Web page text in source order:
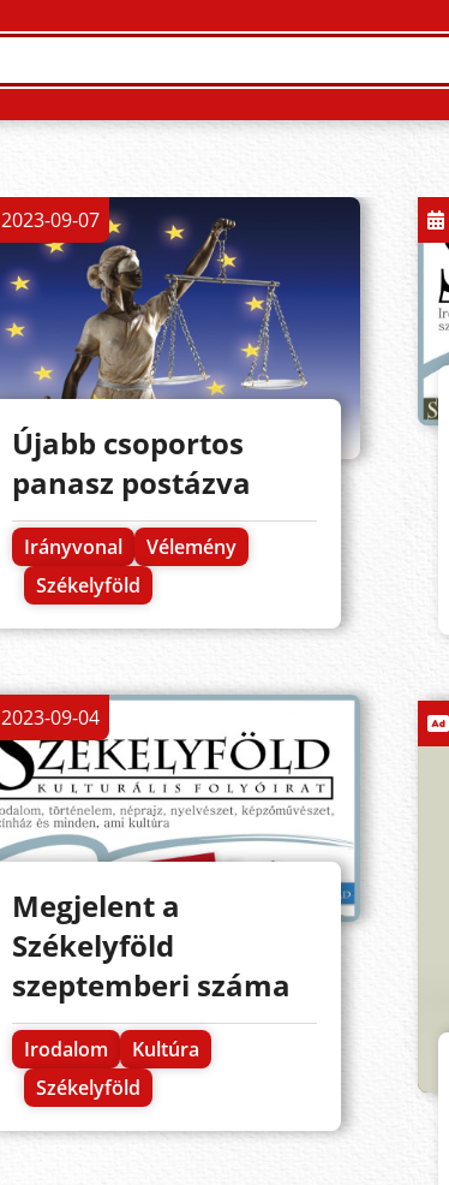
2023-09-07
Újabb csoportos
panasz postázva
Irányvonal
Vélemény
Székelyföld
2023-09-04
Megjelent a
Székelyföld
szeptemberi száma
Irodalom
Kultúra
Székelyföld